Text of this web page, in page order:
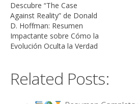
Descubre “The Case
Against Reality” de Donald
D. Hoffman: Resumen
Impactante sobre Cómo la
Evolución Oculta la Verdad
Related Posts: